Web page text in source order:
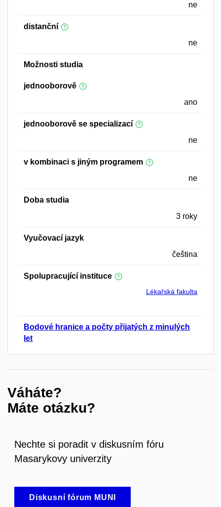
ne
distanční
ne
Možnosti studia
jednooborově
ano
jednooborově se specializací
ne
v kombinaci s jiným programem
ne
Doba studia
3 roky
Vyučovací jazyk
čeština
Spolupracující instituce
Lékařská fakulta
Bodové hranice a počty přijatých z minulých
let
Váháte?
Máte otázku?
Nechte si poradit v diskusním fóru
Masarykovy univerzity
Diskusní fórum MUNI